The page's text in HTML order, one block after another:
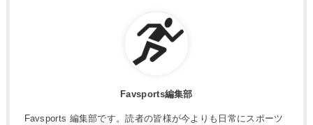
Favsports編集部
Favsports 編集部です。読者の皆様が今よりも日常にスポーツ